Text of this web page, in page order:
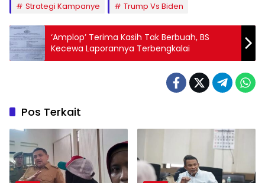
Strategi Kampanye
Trump Vs Biden
‘Amplop’ Terima Kasih Tak Berbuah, BS
Kecewa Laporannya Terbengkalai
Pos Terkait